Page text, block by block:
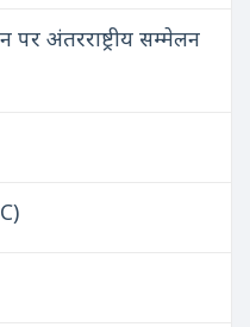
अंतरराष्ट्रीय सम्मेलन